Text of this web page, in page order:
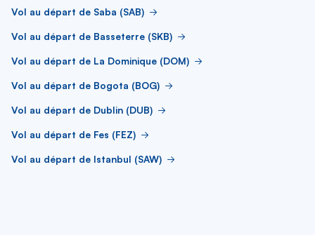
Vol au départ de Saba (SAB)
Vol au départ de Basseterre (SKB)
Vol au départ de La Dominique (DOM)
Vol au départ de Bogota (BOG)
Vol au départ de Dublin (DUB)
Vol au départ de Fes (FEZ)
Vol au départ de Istanbul (SAW)